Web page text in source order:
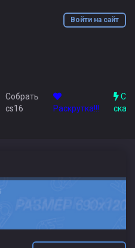
Войти на сайт
Собрать
cs16
Раскрутка!!!